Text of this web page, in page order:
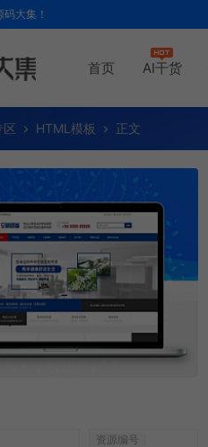
大集！
首页 AI干货
区 HTML模板 正文
资源编号